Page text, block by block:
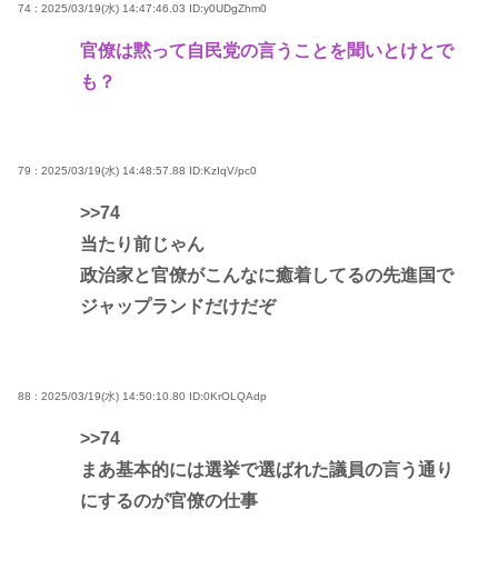
74 : 2025/03/19(水) 14:47:46.03 ID:y0UDgZhm0
官僚は黙って自民党の言うことを聞いとけとで
も？
79 : 2025/03/19(水) 14:48:57.88 ID:KzIqV/pc0
>>74
当たり前じゃん
政治家と官僚がこんなに癒着してるの先進国で
ジャップランドだけだぞ
88 : 2025/03/19(水) 14:50:10.80 ID:0KrOLQAdp
>>74
まあ基本的には選挙で選ばれた議員の言う通り
にするのが官僚の仕事